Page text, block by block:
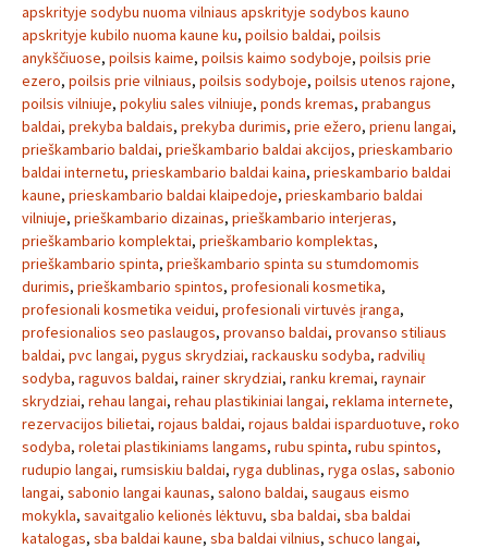
apskrityje sodybu nuoma vilniaus apskrityje sodybos kauno
apskrityje kubilo nuoma kaune ku, poilsio baldai, poilsis
anykščiuose, poilsis kaime, poilsis kaimo sodyboje, poilsis prie
ezero, poilsis prie vilniaus, poilsis sodyboje, poilsis utenos rajone,
poilsis vilniuje, pokyliu sales vilniuje, ponds kremas, prabangus
baldai, prekyba baldais, prekyba durimis, prie ežero, prienu langai,
prieškambario baldai, prieškambario baldai akcijos, prieskambario
baldai internetu, prieskambario baldai kaina, prieskambario baldai
kaune, prieskambario baldai klaipedoje, prieskambario baldai
vilniuje, prieškambario dizainas, prieškambario interjeras,
prieškambario komplektai, prieškambario komplektas,
prieškambario spinta, prieškambario spinta su stumdomomis
durimis, prieškambario spintos, profesionali kosmetika,
profesionali kosmetika veidui, profesionali virtuvės įranga,
profesionalios seo paslaugos, provanso baldai, provanso stiliaus
baldai, pvc langai, pygus skrydziai, rackausku sodyba, radvilių
sodyba, raguvos baldai, rainer skrydziai, ranku kremai, raynair
skrydziai, rehau langai, rehau plastikiniai langai, reklama internete,
rezervacijos bilietai, rojaus baldai, rojaus baldai isparduotuve, roko
sodyba, roletai plastikiniams langams, rubu spinta, rubu spintos,
rudupio langai, rumsiskiu baldai, ryga dublinas, ryga oslas, sabonio
langai, sabonio langai kaunas, salono baldai, saugaus eismo
mokykla, savaitgalio kelionės lėktuvu, sba baldai, sba baldai
katalogas, sba baldai kaune, sba baldai vilnius, schuco langai,